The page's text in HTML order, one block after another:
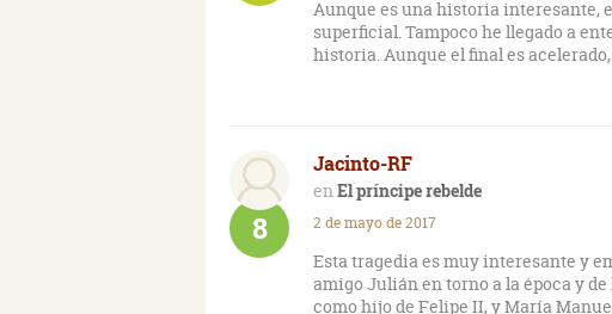
Aunque es una historia interesante,
superficial. Tampoco he llegado a
historia. Aunque el final es
Jacinto-RF
El príncipe rebelde
8 2 de mayo de 2017
Esta tragedia es muy interesante y
amigo Julián en torno a la época y
como hijo de Felipe II, y María